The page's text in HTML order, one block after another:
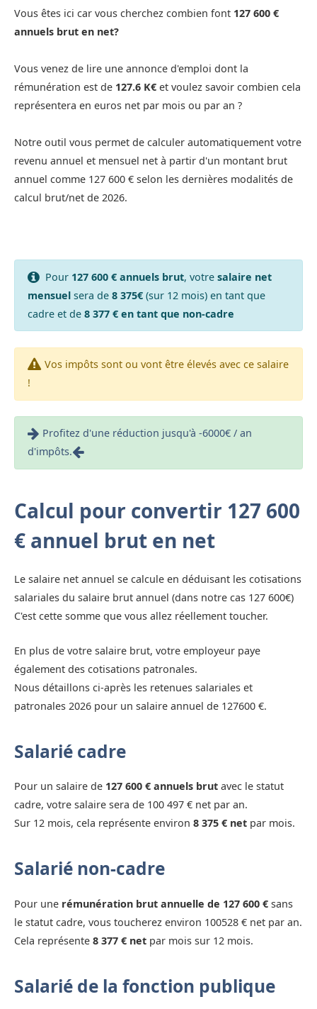
Vous êtes ici car vous cherchez combien font 127 600 €
annuels brut en net?
Vous venez de lire une annonce d'emploi dont la
rémunération est de 127.6 K€ et voulez savoir combien cela
représentera en euros net par mois ou par an ?
Notre outil vous permet de calculer automatiquement votre
revenu annuel et mensuel net à partir d'un montant brut
annuel comme 127 600 € selon les dernières modalités de
calcul brut/net de 2026.
Pour 127 600 € annuels brut, votre salaire net
mensuelsera de 8 375€(sur 12 mois) en tant que
cadre et de 8 377 € en tant que non-cadre
Vos impôts sont ou vont être élevés avec ce salaire
!
Profitez d'une réduction jusqu'à -6000€ / an
d'impôts.
Calcul pour convertir 127 600
€ annuel brut en net
Le salaire net annuel se calcule en déduisant les cotisations
salariales du salaire brut annuel (dans notre cas 127 600€)
C'est cette somme que vous allez réellement toucher.
En plus de votre salaire brut, votre employeur paye
également des cotisations patronales.
Nous détaillons ci-après les retenues salariales et
patronales 2026 pour un salaire annuel de 127600 €.
Salarié cadre
Pour un salaire de 127 600 € annuels brut avec le statut
cadre, votre salaire sera de 100 497 € net par an.
Sur 12 mois, cela représente environ 8 375 € net par mois.
Salarié non-cadre
Pour une rémunération brut annuelle de 127 600 € sans
le statut cadre, vous toucherez environ 100528 € net par an.
Cela représente 8 377 € net par mois sur 12 mois.
Salarié de la fonction publique